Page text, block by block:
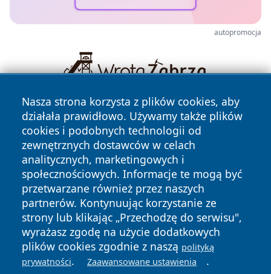
autopromocja
Nasza strona korzysta z plików cookies, aby
działała prawidłowo. Używamy także plików
cookies i podobnych technologii od
zewnętrznych dostawców w celach
analitycznych, marketingowych i
społecznościowych. Informacje te mogą być
przetwarzane również przez naszych
partnerów. Kontynuując korzystanie ze
strony lub klikając „Przechodzę do serwisu",
wyrażasz zgodę na użycie dodatkowych
plików cookies zgodnie z naszą polityką
prywatności. Zaawansowane ustawienia .
Copyright © 2026 oswieciminfo.pl Wszystkie prawa
zastrzeżone.
News Autorzy
Polityka
Prywatności
Polityka
Cookies